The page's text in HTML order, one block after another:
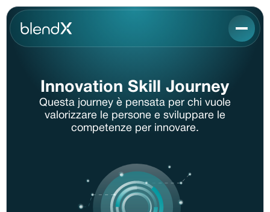
Innovation Skill Journey
Questa journey è pensata per chi vuole
valorizzare le persone e sviluppare le
competenze per innovare.